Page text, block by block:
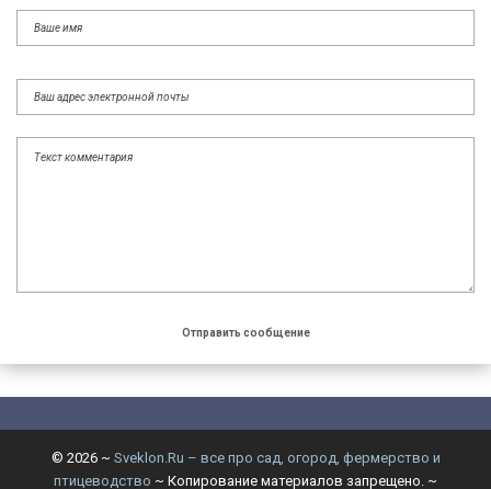
© 2026~ Sveklon.Ru – все про сад, огород, фермерство и
птицеводство ~ Копирование материалов запрещено. ~